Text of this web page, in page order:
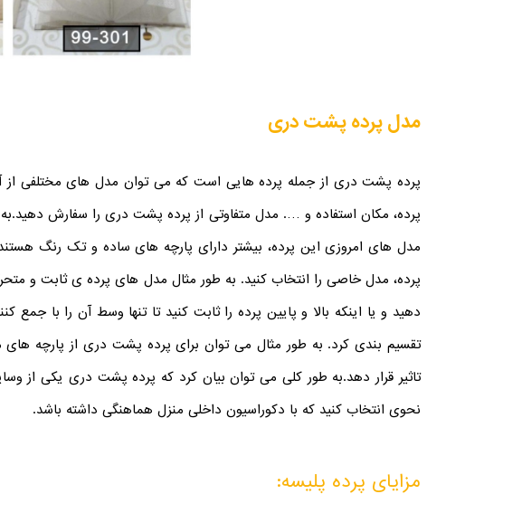
مدل پرده پشت دری
پرده پشت دری از جمله پرده هایی است که می توان مدل های مختلفی از
پرده، مکان استفاده و …. مدل متفاوتی از پرده پشت دری را سفارش دهید.
مدل های امروزی این پرده، بیشتر دارای پارچه های ساده و تک رنگ
پرده، مدل خاصی را انتخاب کنید. به طور مثال مدل های پرده ی ثابت و
دهید و یا اینکه بالا و پایین پرده را ثابت کنید تا تنها وسط آن را با جمع
تقسیم بندی کرد. به طور مثال می توان برای پرده پشت دری از پارچه های
تاثیر قرار دهد.به طور کلی می توان بیان کرد که پرده پشت دری یکی از
نحوی انتخاب کنید که با دکوراسیون داخلی منزل هماهنگی داشته باشد.
مزایای پرده پلیسه: